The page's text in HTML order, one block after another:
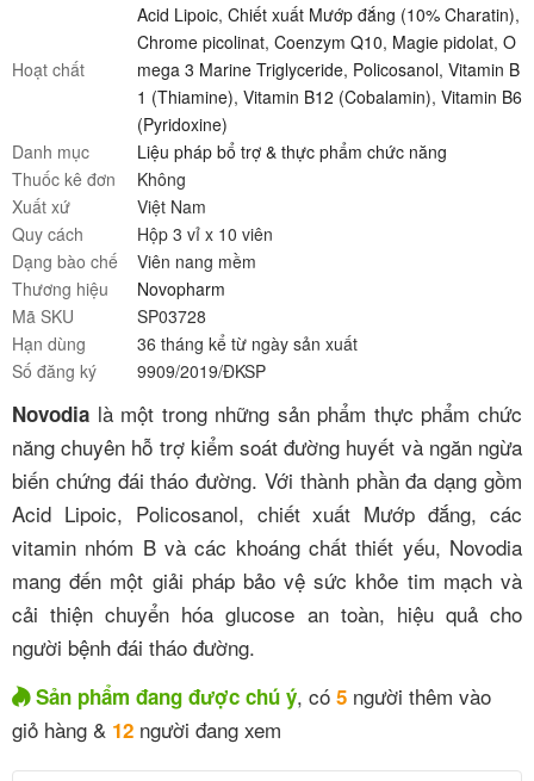
Hoạt chất
Acid Lipoic, Chiết xuất Mướp đắng (10% Charatin),
Chrome picolinat, Coenzym Q10, Magie pidolat, O
mega 3 Marine Triglyceride, Policosanol, Vitamin B
1 (Thiamine), Vitamin B12 (Cobalamin), Vitamin B6
(Pyridoxine)
Danh mục
Liệu pháp bổ trợ & thực phẩm chức năng
Thuốc kê đơn
Không
Xuất xứ
Việt Nam
Quy cách
Hộp 3 vỉ x 10 viên
Dạng bào chế
Viên nang mềm
Thương hiệu
Novopharm
Mã SKU
SP03728
Hạn dùng
36 tháng kể từ ngày sản xuất
Số đăng ký
9909/2019/ĐKSP
Novodia là một trong những sản phẩm thực phẩm chức
năng chuyên hỗ trợ kiểm soát đường huyết và ngăn ngừa
biến chứng đái tháo đường. Với thành phần đa dạng gồm
Acid Lipoic, Policosanol, chiết xuất Mướp đắng, các
vitamin nhóm B và các khoáng chất thiết yếu, Novodia
mang đến một giải pháp bảo vệ sức khỏe tim mạch và
cải thiện chuyển hóa glucose an toàn, hiệu quả cho
người bệnh đái tháo đường.
Sản phẩm đang được chú ý, có 5 người thêm vào
giỏ hàng & 12 người đang xem